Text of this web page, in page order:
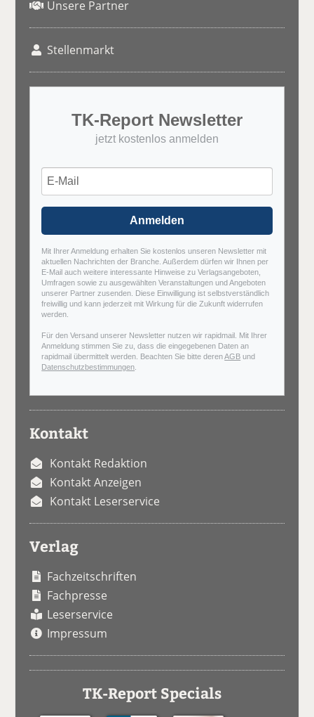
Unsere Partner
Stellenmarkt
TK-Report Newsletter
jetzt kostenlos anmelden
Anmelden
Mit Ihrer Anmeldung erhalten Sie kostenlos unseren Newsletter mit
aktuellen Nachrichten der Branche. Außerdem dürfen wir Ihnen per
E-Mail auch weitere interessante Hinweise zu Verlagsangeboten,
Umfragen sowie zu ausgewählten Veranstaltungen und Angeboten
unserer Partner zusenden. Diese Einwilligung ist selbstverständlich
freiwillig und kann jederzeit mit Wirkung für die Zukunft widerrufen
werden.
Für den Versand unserer Newsletter nutzen wir rapidmail. Mit Ihrer
Anmeldung stimmen Sie zu, dass die eingegebenen Daten an
rapidmail übermittelt werden. Beachten Sie bitte derenAGB und
Datenschutzbestimmungen
Kontakt
Kontakt Redaktion
Kontakt Anzeigen
Kontakt Leserservice
Verlag
Fachzeitschriften
Fachpresse
Leserservice
Impressum
TK-Report Specials